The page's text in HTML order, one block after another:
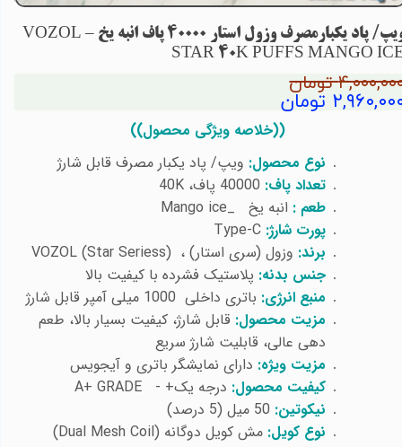
ویپ/ پاد یکبارمصرف وزول استار 40000 پاف انبه یخ – VOZOL
STAR 40K PUFFS MANGO
تومان
تومان
))خلاصه ویژگی محصول))
نوع محصول: ویپ/ پاد یکبار مصرف قابل شارژ
تعداد پاف: 40000 پاف،
40K
طعم : انبه یخ _Mango ice
پورت شارژ: Type-C
برند: وزول (سری استار) ، VOZOL (Star Seriess)
جنس بدنه: پلاستیک فشرده با کیفیت بالا
منبع انرژی: باتری داخلی 1000 میلی آمپر قابل شارژ
مزیت محصول: قابل شارژ، کیفیت بسیار بالا، طعم
دهی عالی، قابلیت شارژ سریع
مزیت ویژه: دارای نمایشگر باتری و آیجویس
کیفیت محصول: درجه یک+ - A+ GRADE
نیکوتین: 50 میل (5 درصد)
نوع کویل: مش کویل دوگانه (Dual Mesh Coil
)